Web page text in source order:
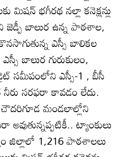
మిషన్‌ భగీరథ నల్లా కనెక్షన్లు
బాలుర ఉన్న పాఠశాల,
ఎస్సీ బాలికల
బాలుర గురుకులం,
సమీపంలోని ఎస్సీ-1 , బీసీ
సరఫరా కావడం లేదు.
చౌదరిగూడ మండలాల్లోని
ట్యాంకులు
జిల్లాలో 1,216 పాఠశాలలు